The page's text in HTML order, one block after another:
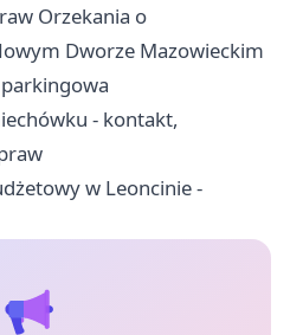
Orzekania o
Dworze Mazowieckim
- kontakt,
w Leoncinie -